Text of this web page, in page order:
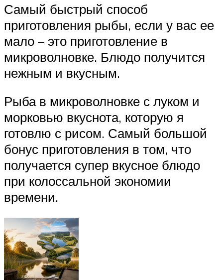
Самый быстрый способ
приготовления рыбы, если у вас ее
мало – это приготовление в
микроволновке. Блюдо получится
нежным и вкусным.
Рыба в микроволновке с луком и
морковью вкуснота, которую я
готовлю с рисом. Самый большой
бонус приготовления в том, что
получается супер вкусное блюдо
при колоссальной экономии
времени.